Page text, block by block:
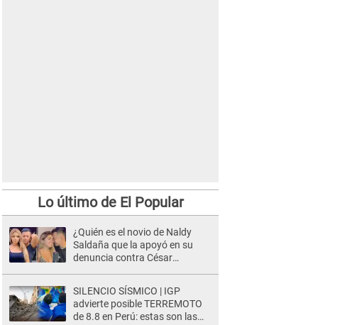
Lo último de El Popular
¿Quién es el novio de Naldy
Saldaña que la apoyó en su
denuncia contra César
de 'La Bella Luz'?
SILENCIO SÍSMICO | IGP
advierte posible TERREMOTO
de 8.8 en Perú: estas son las